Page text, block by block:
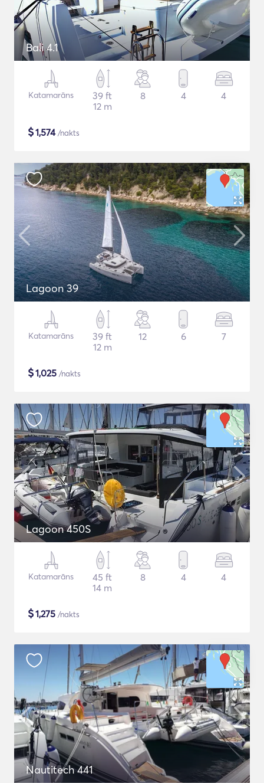
Bali 4.1
Katamarāns
39 ft
12 m
8 4 4
$1,574/nakts
Lagoon 39
Katamarāns
39 ft
12 m
12 6 7
$1,025 /nakts
Lagoon 450S
Katamarāns
45 ft
14 m
8 4 4
$1,275 /nakts
Nautitech 441